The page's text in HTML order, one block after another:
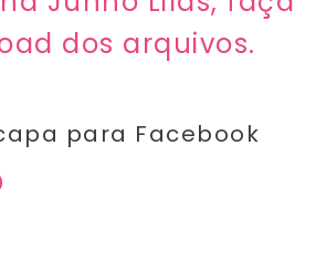
dos arquivos.
para Facebook